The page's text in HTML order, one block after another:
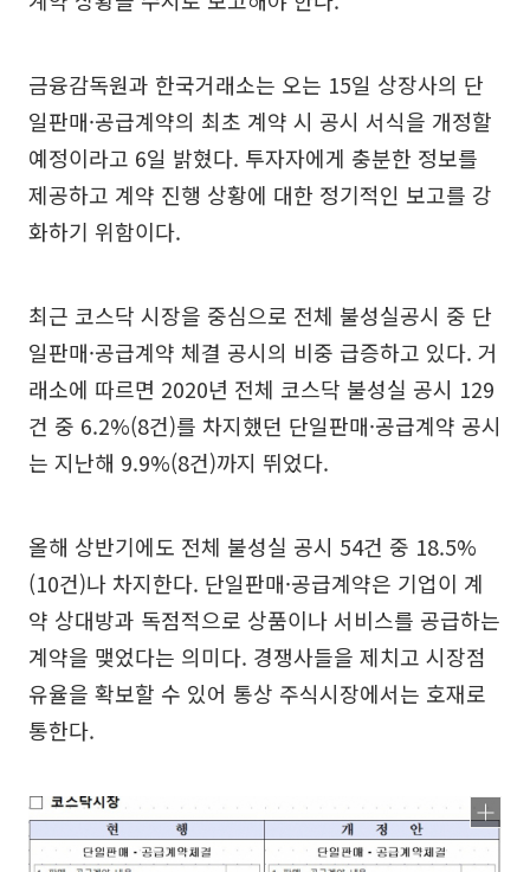
금융감독원과 한국거래소는 오는 15일 상장사의 단
일판매·공급계약의 최초 계약 시 공시 서식을 개정할
예정이라고 6일 밝혔다. 투자자에게 충분한 정보를
제공하고 계약 진행 상황에 대한 정기적인 보고를 강
화하기 위함이다.
최근 코스닥 시장을 중심으로 전체 불성실공시 중 단
일판매·공급계약 체결 공시의 비중 급증하고 있다. 거
래소에 따르면 2020년 전체 코스닥 불성실 공시 129
건 중 6.2%(8건)를 차지했던 단일판매·공급계약 공시
는 지난해 9.9%(8건)까지 뛰었다.
올해 상반기에도 전체 불성실 공시 54건 중 18.5%
(10건)나 차지한다. 단일판매·공급계약은 기업이 계
약 상대방과 독점적으로 상품이나 서비스를 공급하는
계약을 맺었다는 의미다. 경쟁사들을 제치고 시장점
유율을 확보할 수 있어 통상 주식시장에서는 호재로
통한다.